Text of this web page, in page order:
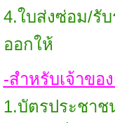
4.ใบส่งซ่อม/รั
ออกให้
-สำหรับเจ้าข
1.บัตรประชาช